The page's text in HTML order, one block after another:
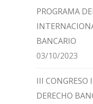
PROGRAMA
BANCARIO
03/10/2023
III CONGRESO
DERECHO